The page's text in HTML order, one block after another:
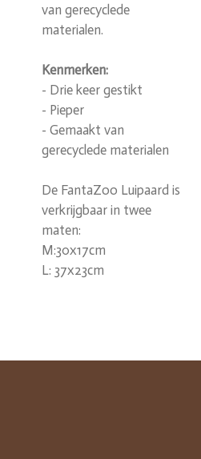
van gerecyclede
materialen.
Kenmerken:
- Drie keer gestikt
- Pieper
- Gemaakt van
gerecyclede materialen
De FantaZoo Luipaard is
verkrijgbaar in twee
maten:
M:30x17cm
L: 37x23cm